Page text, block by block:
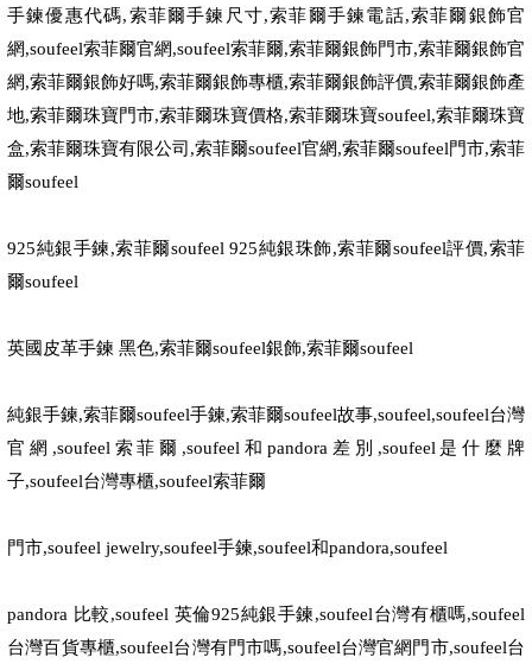
手鍊優惠代碼,索菲爾手鍊尺寸,索菲爾手鍊電話,索菲爾銀飾官
網,soufeel索菲爾官網,soufeel索菲爾,索菲爾銀飾門市,索菲爾銀飾官
網,索菲爾銀飾好嗎,索菲爾銀飾專櫃,索菲爾銀飾評價,索菲爾銀飾產
地,索菲爾珠寶門市,索菲爾珠寶價格,索菲爾珠寶soufeel,索菲爾珠寶
盒,索菲爾珠寶有限公司 ,索菲爾soufeel官網,索菲爾soufeel門市,索菲
爾soufeel
925純銀手鍊,索菲爾soufeel 925純銀珠飾,索菲爾soufeel評價,索菲
爾soufeel
英國皮革手鍊 黑色,索菲爾soufeel銀飾,索菲爾soufeel
純銀手鍊,索菲爾soufeel手鍊,索菲爾soufeel故事,soufeel,soufeel台灣
官網 ,soufeel 索菲爾 ,soufeel 和 pandora 差別 ,soufeel 是什麼牌
子,soufeel台灣專櫃,soufeel索菲爾
門市,soufeel jewelry,soufeel手鍊,soufeel和pandora,soufeel
pandora 比較,soufeel 英倫925純銀手鍊,soufeel台灣有櫃嗎,soufeel
台灣百貨專櫃,soufeel台灣有門市嗎,soufeel台灣官網門市,soufeel台